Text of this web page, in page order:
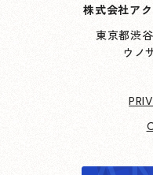
株式会社ア
東京都渋
ウノ